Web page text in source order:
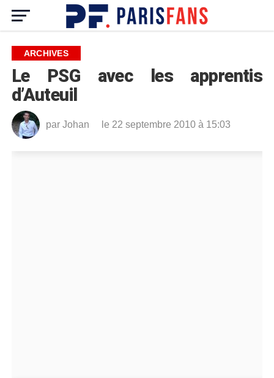
ARCHIVES
Le PSG avec les apprentis
d’Auteuil
par Johan le 22 septembre 2010 à 15:03